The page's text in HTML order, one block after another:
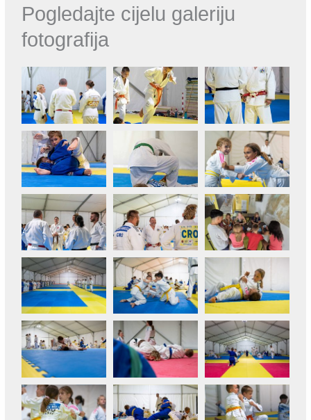
Pogledajte cijelu galeriju
fotografija